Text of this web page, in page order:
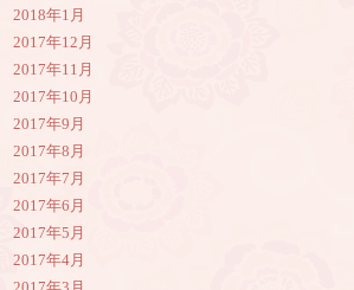
2018年1月
2017年12月
2017年11月
2017年10月
2017年9月
2017年8月
2017年7月
2017年6月
2017年5月
2017年4月